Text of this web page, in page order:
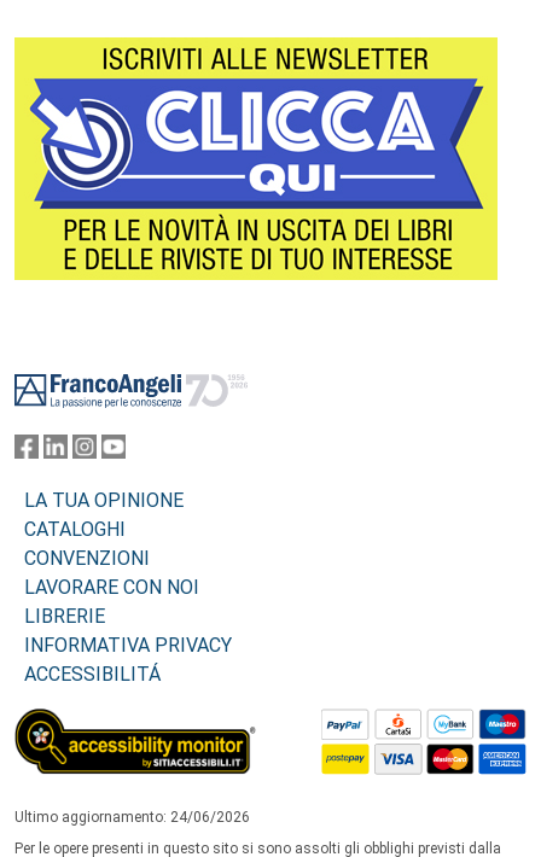
LA TUA OPINIONE
CATALOGHI
CONVENZIONI
LAVORARE CON NOI
LIBRERIE
INFORMATIVA PRIVACY
ACCESSIBILITÁ
Ultimo aggiornamento: 24/06/2026
Per le opere presenti in questo sito si sono assolti gli obblighi previsti dalla